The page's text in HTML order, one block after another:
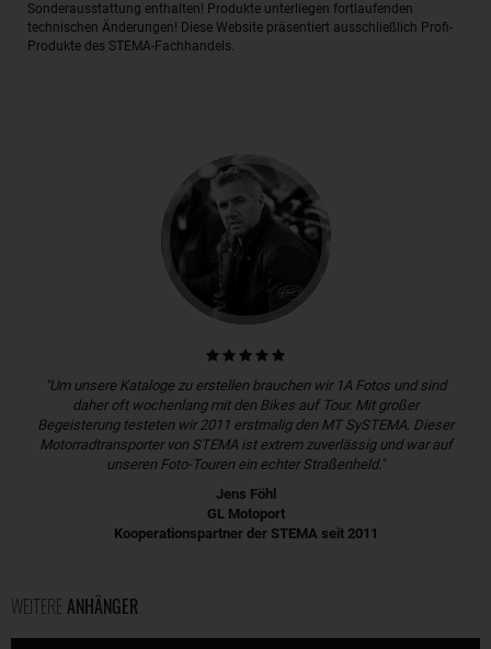
Sonderausstattung enthalten! Produkte unterliegen fortlaufenden
technischen Änderungen! Diese Website präsentiert ausschließlich Profi-
Produkte des STEMA-Fachhandels.
"Um unsere Kataloge zu erstellen brauchen wir 1A Fotos und sind
daher oft wochenlang mit den Bikes auf Tour. Mit großer
Begeisterung testeten wir 2011 erstmalig den MT SySTEMA. Dieser
Motorradtransporter von STEMA ist extrem zuverlässig und war auf
unseren Foto-Touren ein echter Straßenheld."
Jens Föhl
GL Motoport
Kooperationspartner der STEMA seit 2011
WEITERE ANHÄNGER